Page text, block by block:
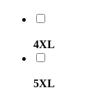
4XL
5XL